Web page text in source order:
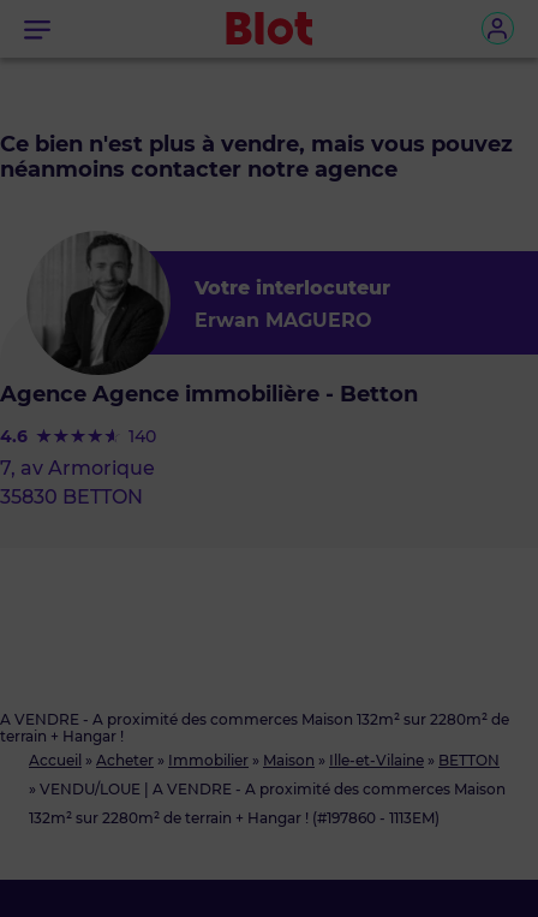
Menu
Accueil » Acheter » Immobilier » Maison » Ille-et-Vilaine » BETTON
» VENDU/LOUE | A VENDRE - A proximité des commerces Maison
132m² sur 2280m² de terrain + Hangar ! (#197860 - 1113EM)
A VENDRE - A proximité des commerces Maison 132m² sur 2280m² de
terrain + Hangar !
Ce bien n'est plus à vendre, mais vous pouvez
néanmoins contacter notre agence
Votre interlocuteur
Erwan MAGUERO
Agence Agence immobilière - Betton
4.6 140
7, av Armorique
35830 BETTON